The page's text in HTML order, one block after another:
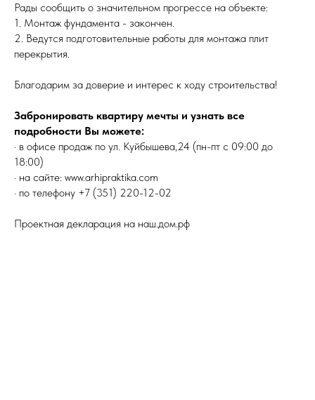
Рады сообщить о значительном прогрессе на объекте:
1. Монтаж фундамента - закончен.
2. Ведутся подготовительные работы для монтажа плит
перекрытия.
Благодарим за доверие и интерес к ходу строительства!
Забронировать квартиру мечты и узнать все
подробности Вы можете:
· в офисе продаж по ул. Куйбышева,24 (пн-пт с 09:00 до
18:00)
· на сайте: www.arhipraktika.com
· по телефону +7 (351) 220-12-02
Проектная декларация на наш.дом.рф